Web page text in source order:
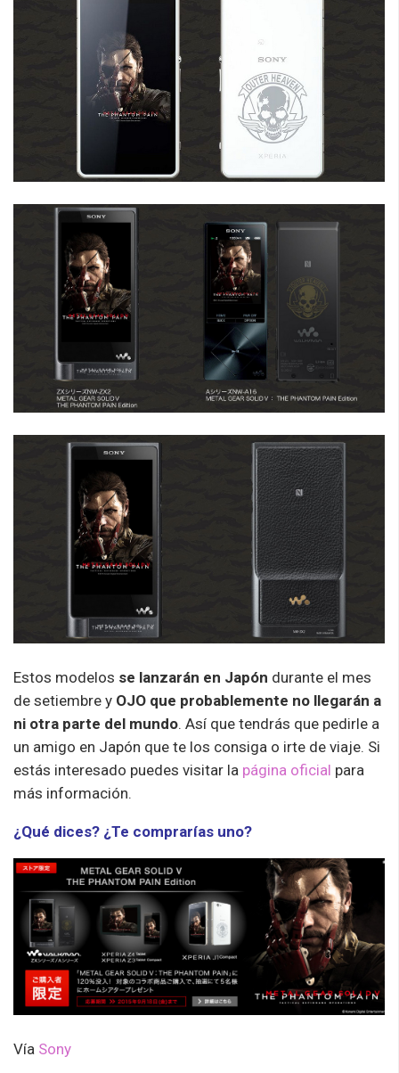
Estos modelos se lanzarán en Japón durante el mes
de setiembre y OJO que probablemente no llegarán a
ni otra parte del mundo. Así que tendrás que pedirle a
un amigo en Japón que te los consiga o irte de viaje. Si
estás interesado puedes visitar la página oficial para
más información.
¿Qué dices? ¿Te comprarías uno?
Vía Sony